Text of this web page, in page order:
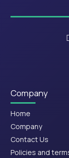
Company
Home
Company
Contact Us
Policies and